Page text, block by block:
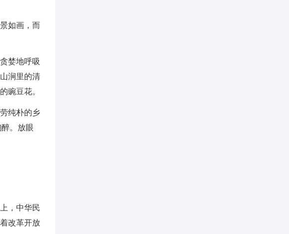
如画，而
婪地呼吸
涧里的清
豌豆花。
纯朴的乡
。放眼
，中华民
改革开放